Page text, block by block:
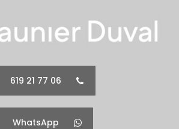
619 21 77 06
WhatsApp